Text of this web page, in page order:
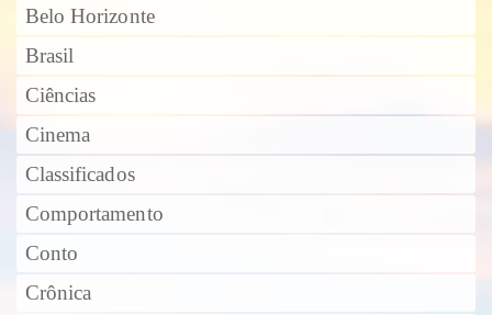
Belo Horizonte
Brasil
Ciências
Cinema
Classificados
Comportamento
Conto
Crônica